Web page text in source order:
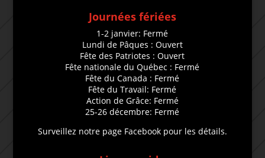
Journées fériées
1-2 janvier: Fermé
Lundi de Pâques : Ouvert
Fête des Patriotes : Ouvert
Fête nationale du Québec : Fermé
Fête du Canada : Fermé
Fête du Travail: Fermé
Action de Grâce: Fermé
25-26 décembre: Fermé
Surveillez notre page Facebook pour les détails.